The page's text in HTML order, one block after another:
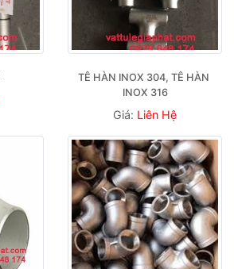
TÊ HÀN INOX 304, TÊ HÀN
INOX 316
Giá: Liên Hệ